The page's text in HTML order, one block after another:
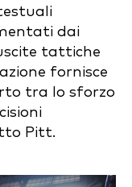
dai
tattiche
fornisce
tra lo sforzo
Pitt.